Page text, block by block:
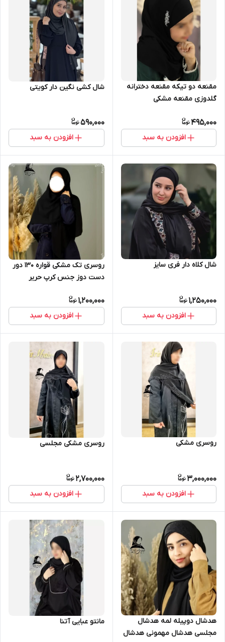
مقنعه دو تیکه مقنعه دخترانه
گلدوزی مقنعه مشکی
495,000
افزودن به سبد
شال کشی نگین دار کویتی
590,000
افزودن به سبد
شال کلاه دار فری سایز
1,250,000
افزودن به سبد
روسری تک مشکی قواره 130 دور
دست دوز جنس کرپ حریر
1,200,000
افزودن به سبد
روسری مشکی
3,000,000
افزودن به سبد
روسری مشکی مجلسی
2,700,000
افزودن به سبد
هدشال دوپیله لمه هدشال
مجلسی هدشال مهمونی هدشال
مانتو عبایی آتنا